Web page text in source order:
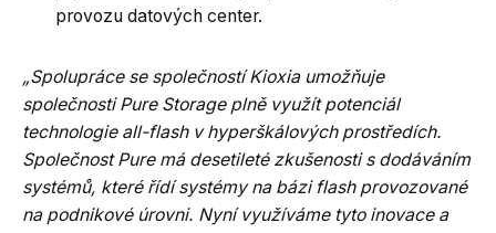
provozu datových center.
„Spolupráce se společností Kioxia umožňuje
společnosti Pure Storage plně využít potenciál
technologie all-flash v hyperškálových prostředích.
Společnost Pure má desetileté zkušenosti s dodáváním
systémů, které řídí systémy na bázi flash provozované
na podnikové úrovni. Nyní využíváme tyto inovace a